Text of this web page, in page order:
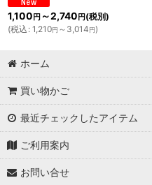
1,100 円 ～2,740 円 (税別)
(税込 : 1,210円 ～3,014円)
ホーム
買い物かご
最近チェックしたアイテム
ご利用案内
お問い合せ